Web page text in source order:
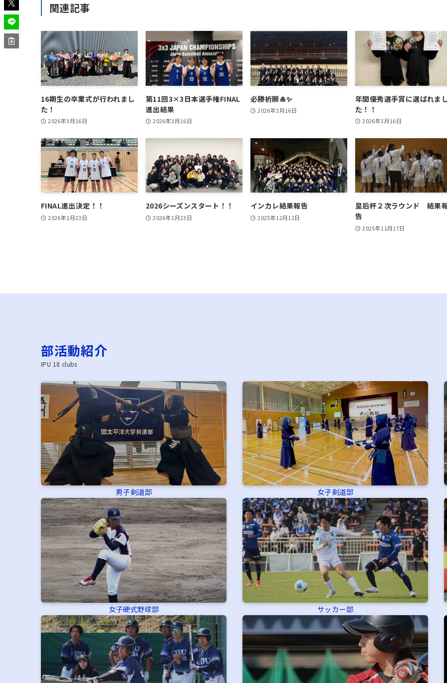
関連記事
16期生の卒業式が行われまし
た！
2026年3月16日
第11回3×3日本選手権FINAL
進出結果
2026年3月16日
必勝祈願🎍✨
2026年3月16日
年間優秀選手賞に選ばれま
た！！
2026年3月16日
FINAL進出決定！！
2026年1月23日
2026シーズンスタート！！
2026年1月23日
インカレ結果報告
2025年12月12日
皇后杯２次ラウンド 結果
告
2025年11月17日
部活動紹介
IPU 18 clubs
男子剣道部 女子剣道部
女子硬式野球部 サッカー部